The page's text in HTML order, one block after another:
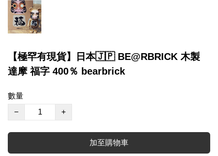
【極罕有現貨】日本🇯🇵 BE@RBRICK 木製
達摩 福字 400％ bearbrick
數量
−
+
加至購物車